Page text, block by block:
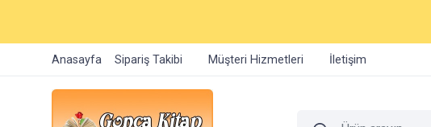
Anasayfa Sipariş Takibi Müşteri Hizmetleri İletişim